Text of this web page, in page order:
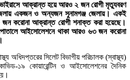
আক্রান্ত হয়ে আরও ২ জন রোগী মৃত্যুবরণ
একজন ও অন্যজন সুনামগঞ্জ জেলায়। একই
করোনা আক্রান্ত রোগী শনাক্ত করা হয়েছে।
আইসোলেশনে থাকা আরও ৬৩ জন করোনা
অধিদপ্তরের সিলেট বিভাগীয় পরিচালক (স্বাস্থ্য)
১৯ কোয়ারেন্টিন ও আইসোলেশনের দৈনিক